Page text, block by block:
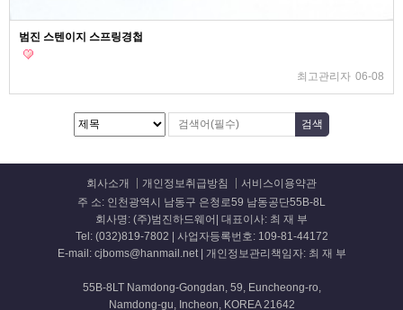
범진 스텐이지 스프링경첩
최고관리자 06-08
회사소개 개인정보취급방침
서비스이용약관
주 소: 인천광역시 남동구 은청로59 남동공단55B-8L
회사명: (주)범진하드웨어| 대표이사: 최 재 부
Tel: (032)819-7802 | 사업자등록번호: 109-81-44172
E-mail: cjboms@hanmail.net | 개인정보관리책임자: 최 재 부
55B-8LT Namdong-Gongdan, 59, Euncheong-ro,
Namdong-gu, Incheon, KOREA 21642